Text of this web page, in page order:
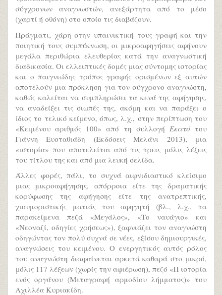
σύγχρονων αναγνωστών, ανεξάρτητα από το μέσο
(χαρτί ή οθόνη) στο οποίο τις διαβάζουν.
Πράγματι, χάρη στην υπαινικτική τους γραφή και την
ποιητική τους συμπύκνωση, οι μικροαφηγήσεις αφήνουν
μεγάλα περιθώρια ελευθερίας κατά την αναγνωστική
διαδικασία. Οι ελλειπτικές δομές μιας σύντομης ιστορίας
και ο παιγνιώδης τρόπος γραφής ορισμένων εξ αυτών
αποτελούν μια πρόκληση για τον σύγχρονο αναγνώστη,
καθώς καλείται να συμπληρώσει τα κενά της αφήγησης,
να αναδείξει τις σιωπές της, ακόμη και να παράξει ο
ίδιος το τελικό κείμενο, όπως, λ.χ., στην περίπτωση του
«Κειμένου αριθμός 100» από τη συλλογή Εκατότου
Γιάννη Ευσταθιάδη (Εκδόσεις Μελάνι 2013), μια
«ιστορία» που αποτελείται από τις τρεις μόλις λέξεις
του τίτλου της και από μια λευκή σελίδα.
Άλλες φορές, πάλι, το συχνά αιφνιδιαστικό κλείσιμο
μιας μικροαφήγησης, απόρροια είτε της δραματικής
κορύφωσης της αφήγησης είτε της ανατρεπτικής,
χιουμοριστικής ματιάς του αφηγητή (βλ., λ.χ., τα
παρακείμενα πεζά «Μεγάλος», «Το ναυάγιο» και
«Νεοναζί, οδηγίες χρήσεως»), ξαφνιάζει τον αναγνώστη
οδηγώντας τον πολύ συχνά σε νέες, εξίσου δημιουργικές,
αναγνώσεις του κειμένου. Ο ενεργητικός αυτός ρόλος
του αναγνώστη διαφαίνεται αρκετά καθαρά στο μικρό,
μόλις 117 λέξεων (χωρίς την αφιέρωση), πεζό «Η ιστορία
ενός οργάνου (Μεταγραφή αρμοδίου λήμματος)» του
Αχιλλέα Κυριακίδη.